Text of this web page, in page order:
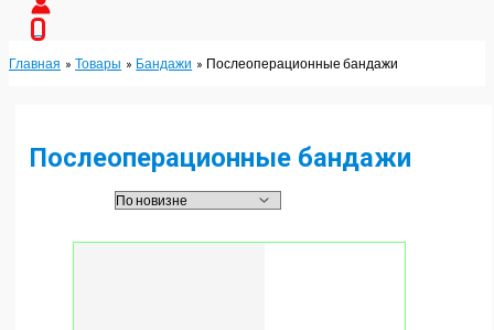
Главная Товары Бандажи Послеоперационные бандажи
Послеоперационные бандажи